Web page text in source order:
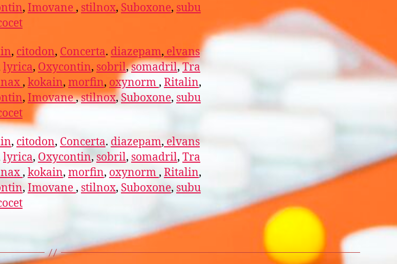
, Imovane , stilnox, Suboxone, subu
, citodon, Concerta. diazepam, elvans
lyrica, Oxycontin, sobril,somadril,Tra
, kokain, morfin, oxynorm , Ritalin,
, Imovane,stilnox,Suboxone, subu
, citodon, Concerta. diazepam, elvans
lyrica, Oxycontin,sobril, somadril, Tra
, kokain, morfin, oxynorm , Ritalin,
, Imovane , stilnox, Suboxone, subu